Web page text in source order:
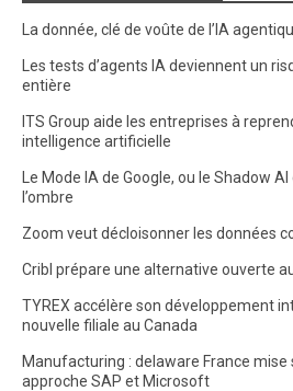
La donnée, clé de voûte de l’IA
Les tests d’agents IA deviennent un
entière
ITS Group aide les entreprises à
intelligence artificielle
Le Mode IA de Google, ou le Shadow
l’ombre
Zoom veut décloisonner les données
Cribl prépare une alternative ouverte
TYREX accélère son développement
nouvelle filiale au Canada
Manufacturing : delaware France mise
approche SAP et Microsoft